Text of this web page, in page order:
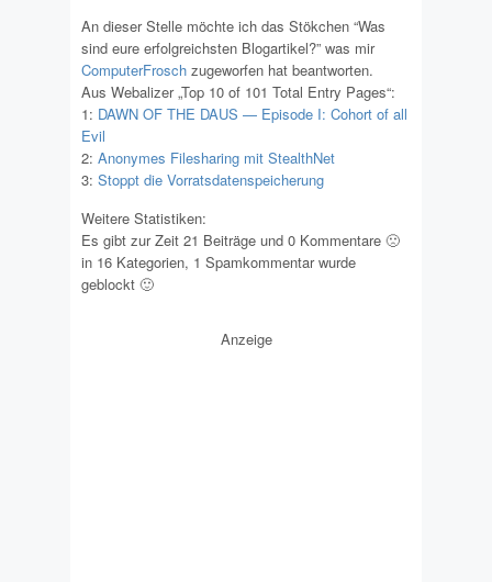
An dieser Stelle möchte ich das Stökchen “Was
sind eure erfolgreichsten Blogartikel?” was mir
ComputerFrosch zugeworfen hat beantworten.
Aus Webalizer „Top 10 of 101 Total Entry Pages“:
1: DAWN OF THE DAUS — Episode I: Cohort of all
Evil
2: Anonymes Filesharing mit StealthNet
3: Stoppt die Vorratsdatenspeicherung
Weitere Statistiken:
Es gibt zur Zeit 21 Beiträge und 0 Kommentare 🙁
in 16 Kategorien, 1 Spamkommentar wurde
geblockt 🙂
Anzeige